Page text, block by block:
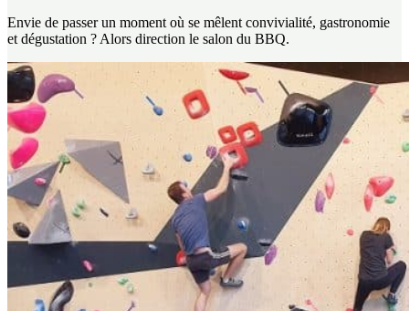
Envie de passer un moment où se mêlent convivialité, gastronomie
et dégustation ? Alors direction le salon du BBQ.